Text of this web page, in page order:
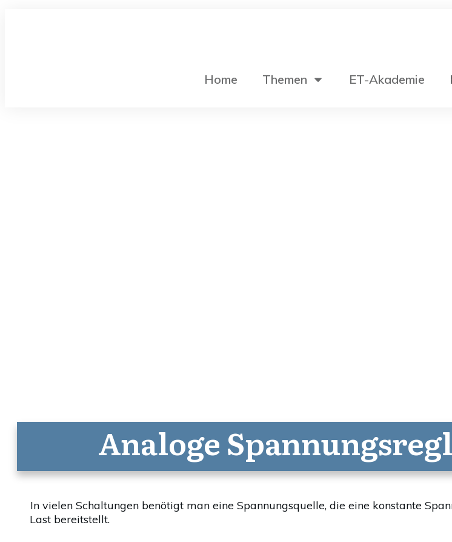
Home Themen ET-Akademie
Analoge
In vielen Schaltungen benötigt man eine Spannungsquelle, die eine konstante
Last bereitstellt.